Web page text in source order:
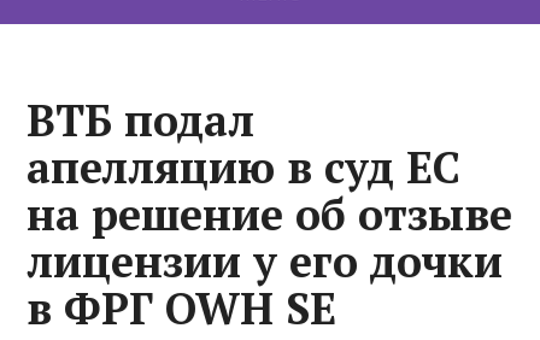
ВТБ подал
апелляцию в суд ЕС
на решение об отзыве
лицензии у его дочки
в ФРГ OWH SE